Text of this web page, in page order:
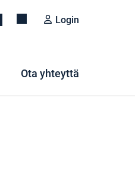
Login
Ota yhteyttä